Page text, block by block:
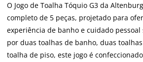
O Jogo de Toalha Tóquio G3 da
completo de 5 peças, projetado para
experiência de banho e cuidado
por duas toalhas de banho, duas
toalha de piso, este jogo é